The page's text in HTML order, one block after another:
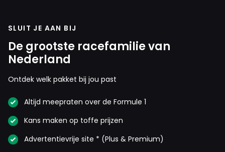
SLUIT JE AAN BIJ
De grootste racefamilie van
Nederland
Ontdek welk pakket bij jou past
Altijd meepraten over de Formule 1
Kans maken op toffe prijzen
Advertentievrije site * (Plus & Premium)